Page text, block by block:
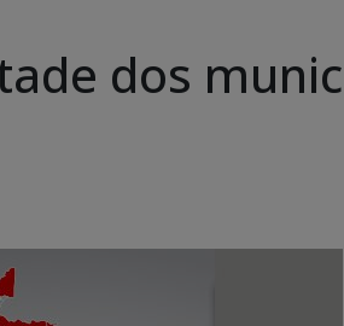
dos